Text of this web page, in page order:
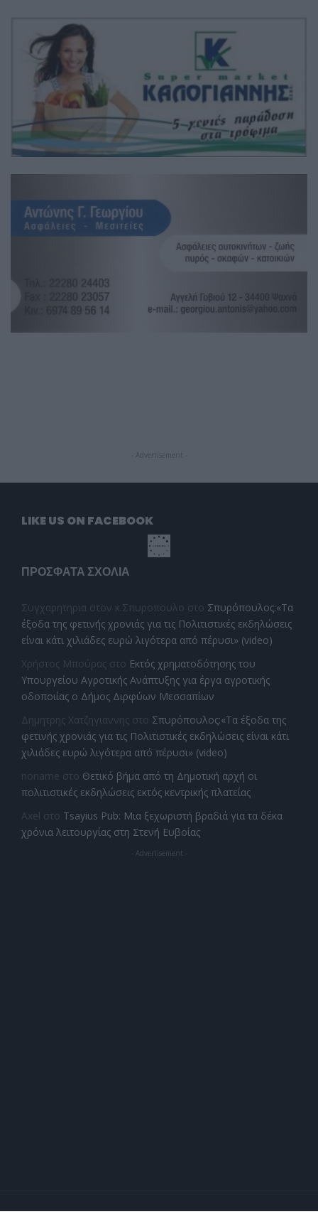
- Advertisement -
LIKE US ON FACEBOOK
ΠΡΌΣΦΑΤΑ ΣΧΌΛΙΑ
Συγχαρητηρια στον κ.Σπυροπουλο στο Σπυρόπουλος:«Τα
έξοδα της φετινής χρονιάς για τις Πολιτιστικές εκδηλώσεις
είναι κάτι χιλιάδες ευρώ λιγότερα από πέρυσι» (video)
Χρήστος Μπούρας στο Εκτός χρηματοδότησης του
Υπουργείου Αγροτικής Ανάπτυξης για έργα αγροτικής
οδοποιίας ο Δήμος Διρφύων Μεσσαπίων
Δημητρης Χατζηγιαννης στο Σπυρόπουλος:«Τα έξοδα της
φετινής χρονιάς για τις Πολιτιστικές εκδηλώσεις είναι κάτι
χιλιάδες ευρώ λιγότερα από πέρυσι» (video)
noname στο Θετικό βήμα από τη Δημοτική αρχή οι
πολιτιστικές εκδηλώσεις εκτός κεντρικής πλατείας
Axel στο Tsayius Pub: Μια ξεχωριστή βραδιά για τα δέκα
χρόνια λειτουργίας στη Στενή Ευβοίας
- Advertisement -